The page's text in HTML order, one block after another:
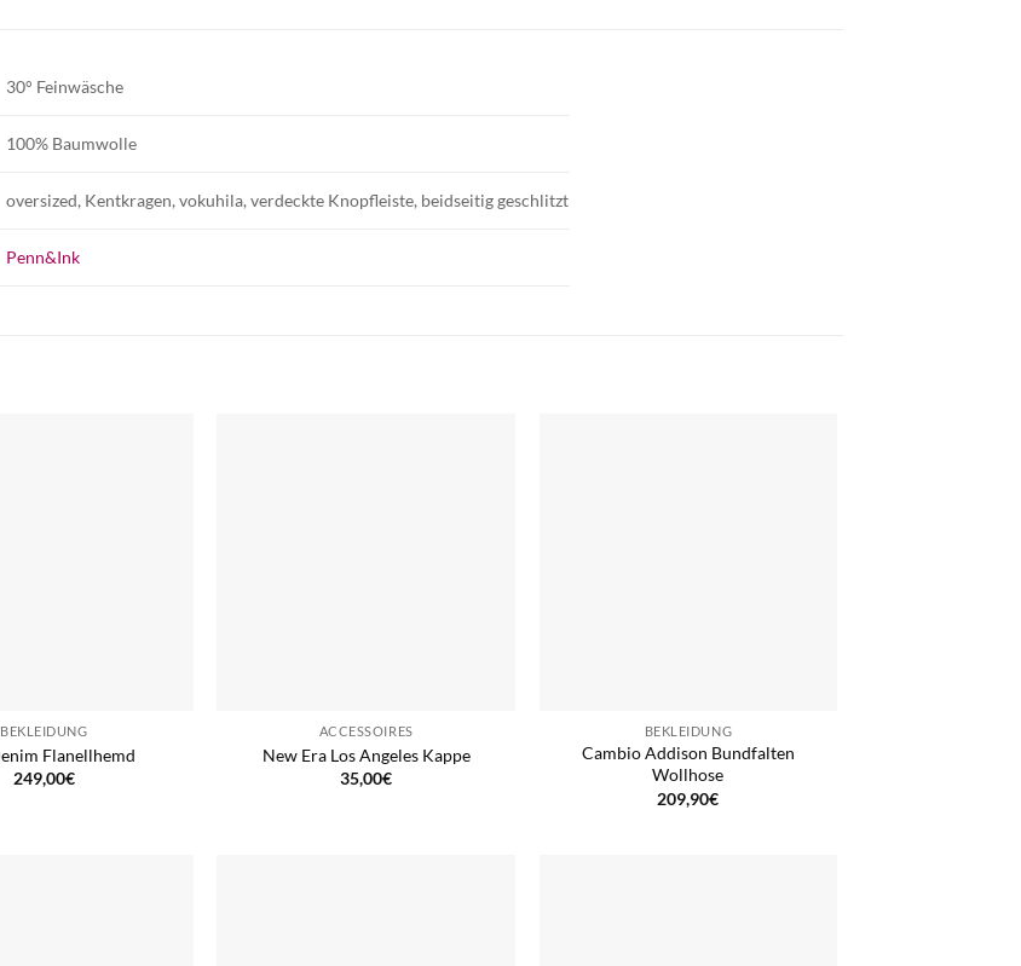
Penn&Ink
30° Feinwäsche
100% Baumwolle
oversized, Kentkragen, vokuhila, verdeckte Knopfleiste, beidseitig geschlitzt
BEKLEIDUNG
Flanellhemd
249,00€
ACCESSOIRES
New Era Los Angeles Kappe
35,00€
BEKLEIDUNG
Cambio Addison Bundfalten
Wollhose
209,90€